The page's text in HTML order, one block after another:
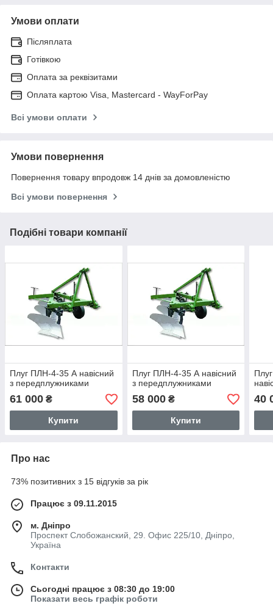
Умови оплати
Післяплата
Готівкою
Оплата за реквізитами
Оплата картою Visa, Mastercard - WayForPay
Всі умови оплати
Умови повернення
Повернення товару впродовж 14 днів за домовленістю
Всі умови повернення
Подібні товари компанії
Плуг ПЛН-4-35 А навісний
з передплужниками
61 000 ₴
Купити
Плуг ПЛН-4-35 А навісний
з передплужниками
58 000₴
Купити
40
Про нас
73% позитивних з 15 відгуків за рік
Працює з 09.11.2015
м. Дніпро
Проспект Слобожанский, 29. Офис 225/10, Дніпро,
Україна
Контакти
Сьогодні працює з 08:30 до 19:00
Показати весь графік роботи